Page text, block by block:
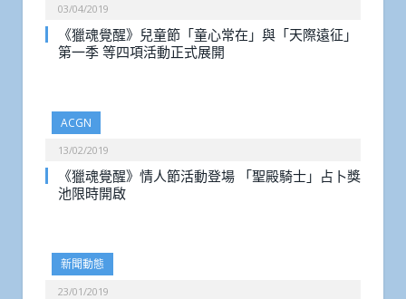
03/04/2019
《獵魂覺醒》兒童節「童心常在」與「天際遠征」
第一季 等四項活動正式展開
ACGN
13/02/2019
《獵魂覺醒》情人節活動登場 「聖殿騎士」占卜獎
池限時開啟
新聞動態
23/01/2019